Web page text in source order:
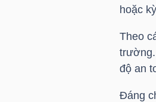
hoặc
Theo
độ an
Đáng